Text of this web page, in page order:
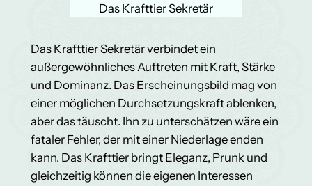
Das Krafttier Sekretär
Das Krafttier Sekretär verbindet ein
außergewöhnliches Auftreten mit Kraft, Stärke
und Dominanz. Das Erscheinungsbild mag von
einer möglichen Durchsetzungskraft ablenken,
aber das täuscht. Ihn zu unterschätzen wäre ein
fataler Fehler, der mit einer Niederlage enden
kann. Das Krafttier bringt Eleganz, Prunk und
gleichzeitig können die eigenen Interessen